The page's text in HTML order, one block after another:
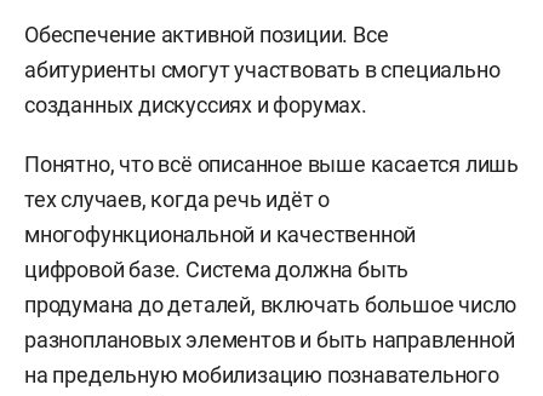
Обеспечение активной позиции. Все
абитуриенты смогут участвовать в специально
созданных дискуссиях и форумах.
Понятно, что всё описанное выше касается лишь
тех случаев, когда речь идёт о
многофункциональной и качественной
цифровой базе. Система должна быть
продумана до деталей, включать большое число
разноплановых элементов и быть направленной
на предельную мобилизацию познавательного